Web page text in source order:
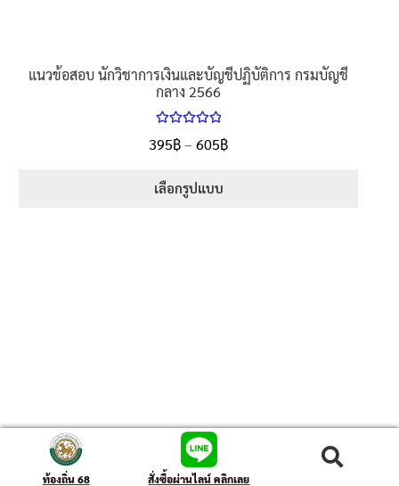
แนวข้อสอบ นักวิชาการเงินและบัญชีปฏิบัติการ กรมบัญชี
กลาง 2566
5.00
ตั้งแต่
395฿– 605฿
เลือกรูปแบบ
ท้องถิ่น 68 สั่งซื้อผ่านไลน์ คลิกเลย